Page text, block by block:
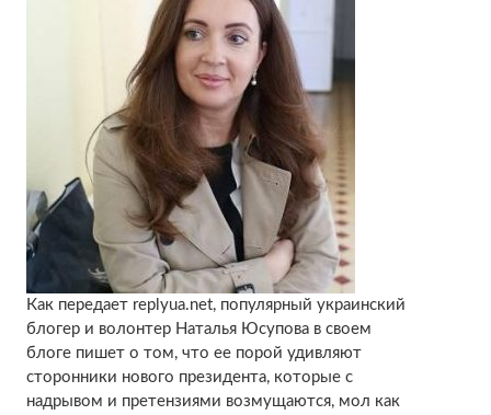
Как передает replyua.net, популярный украинский
блогер и волонтер Наталья Юсупова в своем
блоге пишет о том, что ее порой удивляют
сторонники нового президента, которые с
надрывом и претензиями возмущаются, мол как